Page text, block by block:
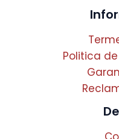
Politica